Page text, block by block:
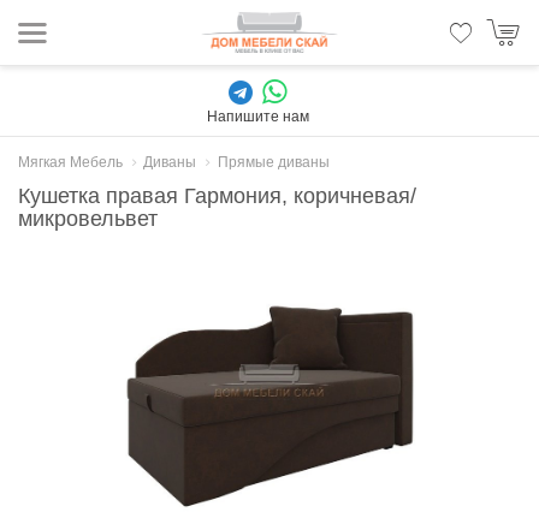
Напишите нам
Мягкая Мебель Диваны Прямые диваны
Кушетка правая Гармония, коричневая/
микровельвет